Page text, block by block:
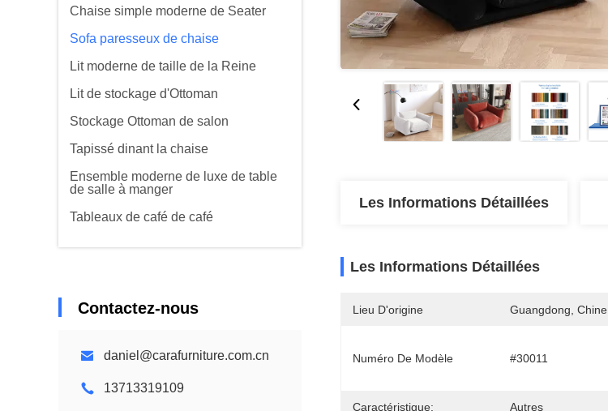
Chaise simple moderne de Seater
Sofa paresseux de chaise
Lit moderne de taille de la Reine
Lit de stockage d'Ottoman
Stockage Ottoman de salon
Tapissé dinant la chaise
Ensemble moderne de luxe de table
de salle à manger
Tableaux de café de café
Contactez-nous
daniel@carafurniture.com.cn
13713319109
Les Informations Détaillées
Les Informations Détaillées
Lieu D'origine Guangdong, Chine
Numéro De Modèle #30011
Caractéristique: Autres